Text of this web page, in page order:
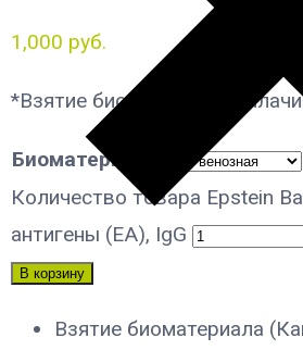
1,000 руб.
*Взятие биоматериала
Биоматериал
Количество товара Epstein
антигены (EA), IgG
В корзину
Взятие биоматериала